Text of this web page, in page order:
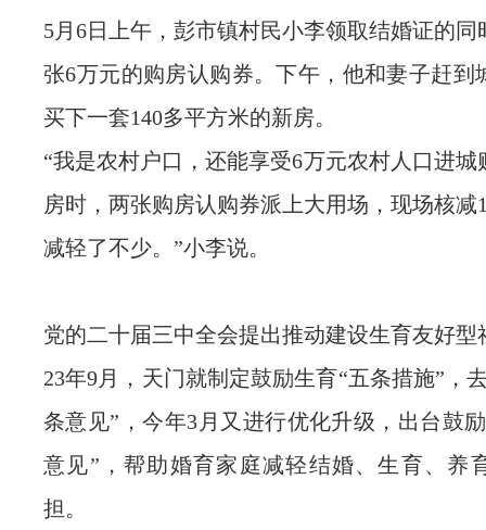
5月6日上午，彭市镇村民小李领取结婚证的同
张6万元的购房认购券。下午，他和妻子赶到
买下一套140多平方米的新房。
“我是农村户口，还能享受6万元农村人口进城
房时，两张购房认购券派上大用场，现场核减
减轻了不少。”小李说。
党的二十届三中全会提出推动建设生育友好型
23年9月，天门就制定鼓励生育“五条措施”，
条意见”，今年3月又进行优化升级，出台鼓
意见”，帮助婚育家庭减轻结婚、生育、养
担。